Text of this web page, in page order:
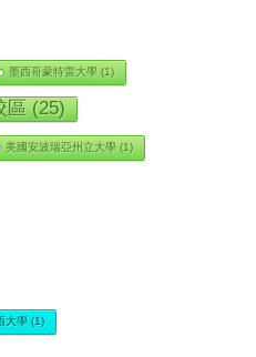
墨西哥蒙特雷大學 (1)
區(25)
美國安波瑞亞州立大學 (1)
大學(1)